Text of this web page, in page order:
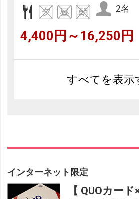
2名
4,400円～16,250円
すべてを表示
インターネット限定
【 QUOカー